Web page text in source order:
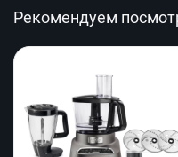
Рекомендуем